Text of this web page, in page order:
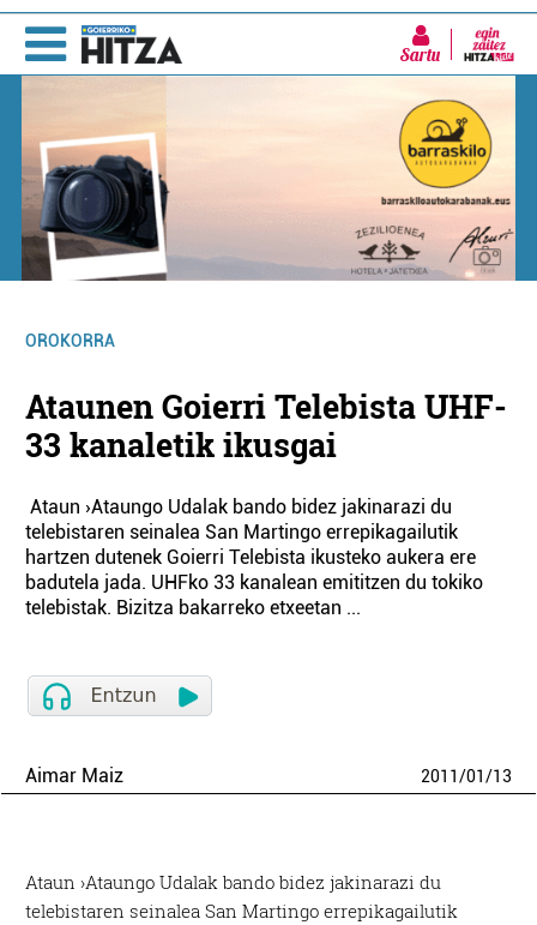
Sartu
OROKORRA
Ataunen Goierri Telebista UHF-
33 kanaletik ikusgai
Ataun ›Ataungo Udalak bando bidez jakinarazi du
telebistaren seinalea San Martingo errepikagailutik
hartzen dutenek Goierri Telebista ikusteko aukera ere
badutela jada. UHFko 33 kanalean emititzen du tokiko
telebistak. Bizitza bakarreko etxeetan ...
Aimar Maiz 2011/01/13
Ataun ›Ataungo Udalak bando bidez jakinarazi du
telebistaren seinalea San Martingo errepikagailutik